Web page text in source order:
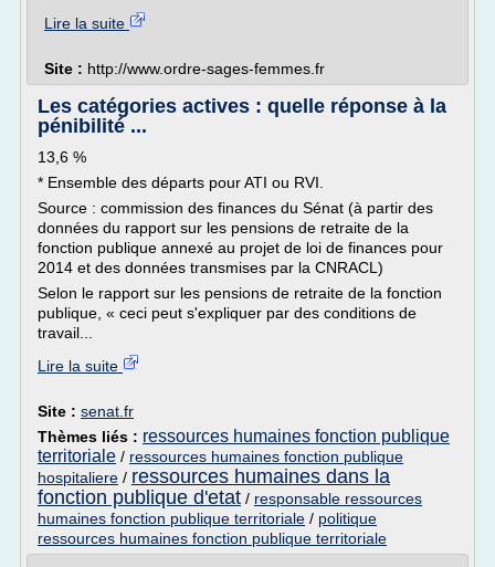
Lire la suite
Site : http://www.ordre-sages-femmes.fr
Les catégories actives : quelle réponse à la
pénibilité ...
13,6 %
* Ensemble des départs pour ATI ou RVI.
Source : commission des finances du Sénat (à partir des
données du rapport sur les pensions de retraite de la
fonction publique annexé au projet de loi de finances pour
2014 et des données transmises par la CNRACL)
Selon le rapport sur les pensions de retraite de la fonction
publique, « ceci peut s'expliquer par des conditions de
travail...
Lire la suite
Site : senat.fr
Thèmes liés : ressources humaines fonction publique
territoriale / ressources humaines fonction publique
hospitaliere / ressources humaines dans la
fonction publique d'etat / responsable ressources
humaines fonction publique territoriale / politique
ressources humaines fonction publique territoriale